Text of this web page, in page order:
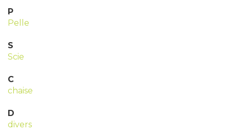
P
Pelle
S
Scie
C
chaise
D
divers